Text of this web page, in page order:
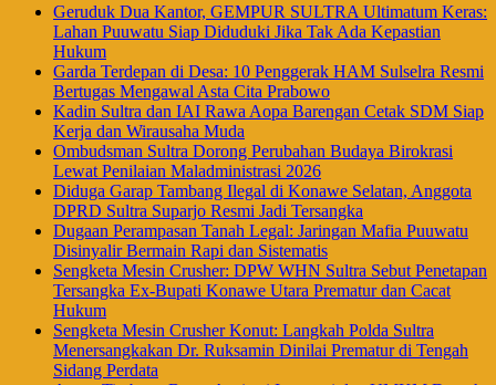
Geruduk Dua Kantor, GEMPUR SULTRA Ultimatum Keras:
Lahan Puuwatu Siap Diduduki Jika Tak Ada Kepastian
Hukum
Garda Terdepan di Desa: 10 Penggerak HAM Sulselra Resmi
Bertugas Mengawal Asta Cita Prabowo
Kadin Sultra dan IAI Rawa Aopa Barengan Cetak SDM Siap
Kerja dan Wirausaha Muda
Ombudsman Sultra Dorong Perubahan Budaya Birokrasi
Lewat Penilaian Maladministrasi 2026
Diduga Garap Tambang Ilegal di Konawe Selatan, Anggota
DPRD Sultra Suparjo Resmi Jadi Tersangka
Dugaan Perampasan Tanah Legal: Jaringan Mafia Puuwatu
Disinyalir Bermain Rapi dan Sistematis
Sengketa Mesin Crusher: DPW WHN Sultra Sebut Penetapan
Tersangka Ex-Bupati Konawe Utara Prematur dan Cacat
Hukum
Sengketa Mesin Crusher Konut: Langkah Polda Sultra
Menersangkakan Dr. Ruksamin Dinilai Prematur di Tengah
Sidang Perdata